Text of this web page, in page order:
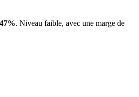
. Niveau faible, avec une marge de